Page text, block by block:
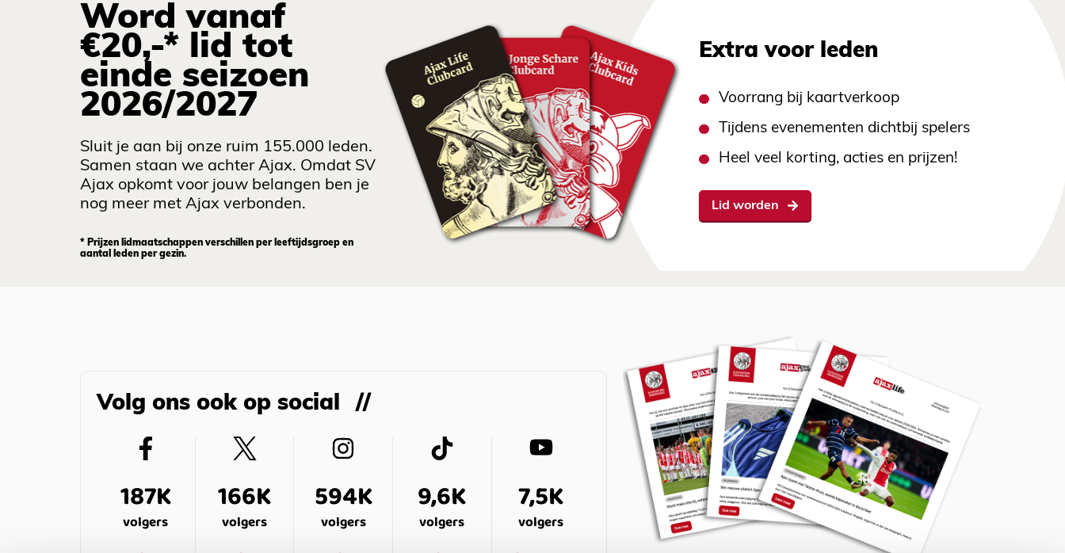
Word vanaf
€20,-* lid tot
einde seizoen
2026/2027
Sluit je aan bij onze ruim 155.000 leden.
Samen staan we achter Ajax. Omdat SV
Ajax opkomt voor jouw belangen ben je
nog meer met Ajax verbonden.
* Prijzen lidmaatschappen verschillen per leeftijdsgroep en
aantal leden per gezin.
Extra voor leden
Voorrang bij kaartverkoop
Tijdens evenementen dichtbij spelers
Heel veel korting, acties en prijzen!
Lid worden
Volg ons ook op social
187K
volgers
166K
volgers
594K
volgers
9,6K
volgers
7,5K
volgers